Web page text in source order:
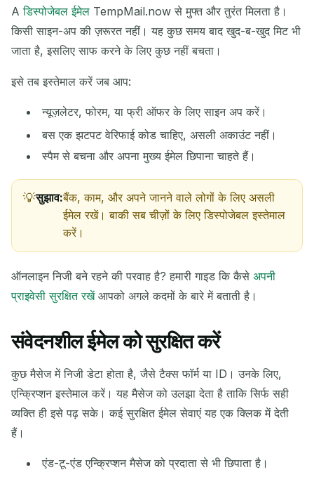
Aडिस्पोजेबल ईमेल TempMail.now से मुफ्त और तुरंत मिलता है।
किसी साइन-अप की ज़रूरत नहीं। यह कुछ समय बाद खुद-ब-खुद मिट भी
जाता है, इसलिए साफ करने के लिए कुछ नहीं बचता।
इसे तब इस्तेमाल करें जब आप:
न्यूज़लेटर, फोरम, या फ्री ऑफर के लिए साइन अप करें।
बस एक झटपट वेरिफाई कोड चाहिए, असली अकाउंट नहीं।
स्पैम से बचना और अपना मुख्य ईमेल छिपाना चाहते हैं।
सुझाव:बैंक, काम, और अपने जानने वाले लोगों के लिए असली
ईमेल रखें। बाकी सब चीज़ों के लिए डिस्पोजेबल इस्तेमाल
करें।
ऑनलाइन निजी बने रहने की परवाह है? हमारी गाइड कि कैसे अपनी
प्राइवेसी सुरक्षित रखेंआपको अगले कदमों के बारे में बताती है।
संवेदनशील ईमेल को सुरक्षित करें
कुछ मैसेज में निजी डेटा होता है, जैसे टैक्स फॉर्म या ID। उनके लिए,
एन्क्रिप्शन इस्तेमाल करें। यह मैसेज को उलझा देता है ताकि सिर्फ सही
व्यक्ति ही इसे पढ़ सके। कई सुरक्षित ईमेल सेवाएं यह एक क्लिक में देती
हैं।
एंड-टू-एंड एन्क्रिप्शन मैसेज को प्रदाता से भी छिपाता है।